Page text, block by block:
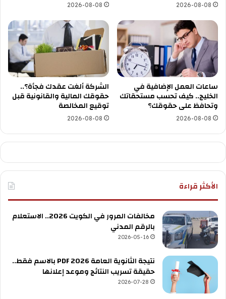
2026-08-08
2026-08-08
ساعات العمل الإضافية في
الخليج.. كيف تحسب مستحقاتك
وتحافظ على حقوقك؟
2026-08-08
الشركة ألغت عقدك فجأة؟..
حقوقك المالية والقانونية قبل
توقيع المخالصة
2026-08-08
الأكثر قراءة
مخالفات المرور في الكويت 2026.. الاستعلام
بالرقم المدني
2026-05-16
نتيجة الثانوية العامة 2026 PDF بالاسم فقط..
حقيقة تسريب النتائج وموعد إعلانها
2026-07-28